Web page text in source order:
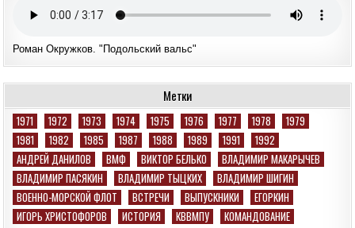
Роман Окружков. "Подольский вальс"
Метки
1971 1972 1973 1974 1975 1976 1977 1978
1979
1981
1982 1985 1987 1988 1989 1991
1992
АНДРЕЙ ДАНИЛОВ
ВМФ ВИКТОР БЕЛЬКО
ВЛАДИМИР МАКАРЫЧЕВ
ВЛАДИМИР ПАСЯКИН
ВЛАДИМИР ТЫЦКИХ
ВЛАДИМИР ШИГИН
ВОЕННО-МОРСКОЙ ФЛОТ
ВСТРЕЧИ ВЫПУСКНИКИ
ЕГОРКИН
ИГОРЬ ХРИСТОФОРОВ
ИСТОРИЯ КВВМПУ
КОМАНДОВАНИЕ